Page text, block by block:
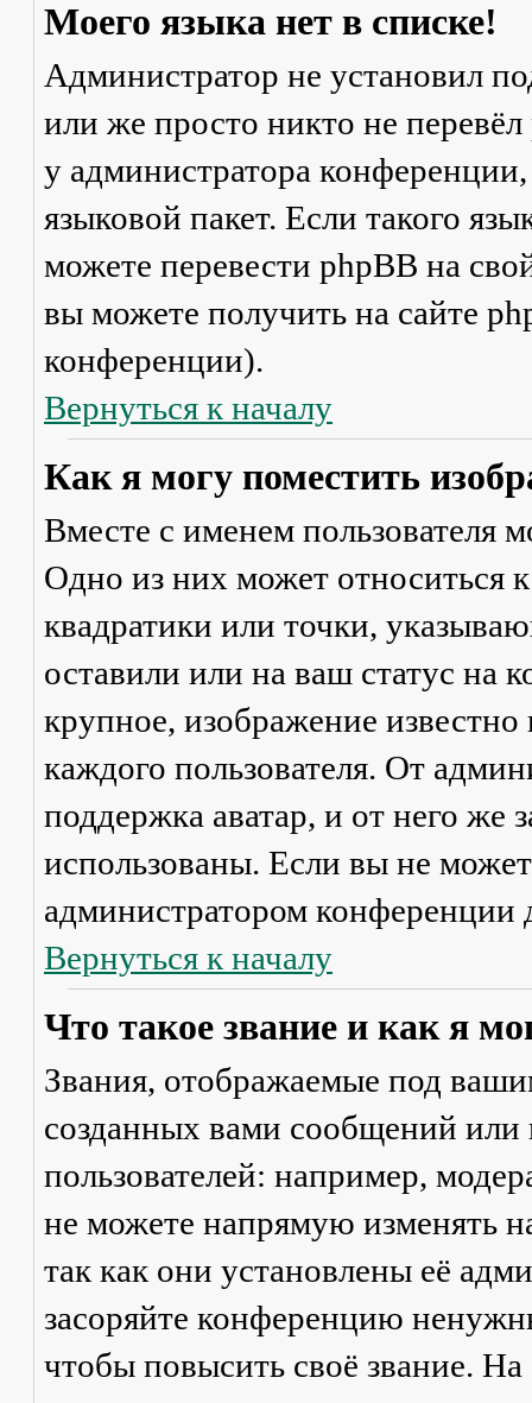
Моего языка нет в списке!
Администратор не установил
или же просто никто не
у администратора
языковой пакет. Если такого
можете перевести phpBB на
вы можете получить на сайте
конференции).
Вернуться к началу
Как я могу поместить
Вместе с именем пользователя
Одно из них может относиться
квадратики или точки,
оставили или на ваш статус на
крупное, изображение
каждого пользователя. От
поддержка аватар, и от него же
использованы. Если вы не
администратором конференции
Вернуться к началу
Что такое звание и как я
Звания, отображаемые под
созданных вами сообщений
пользователей: например,
не можете напрямую изменять
так как они установлены её
засоряйте конференцию
чтобы повысить своё звание.